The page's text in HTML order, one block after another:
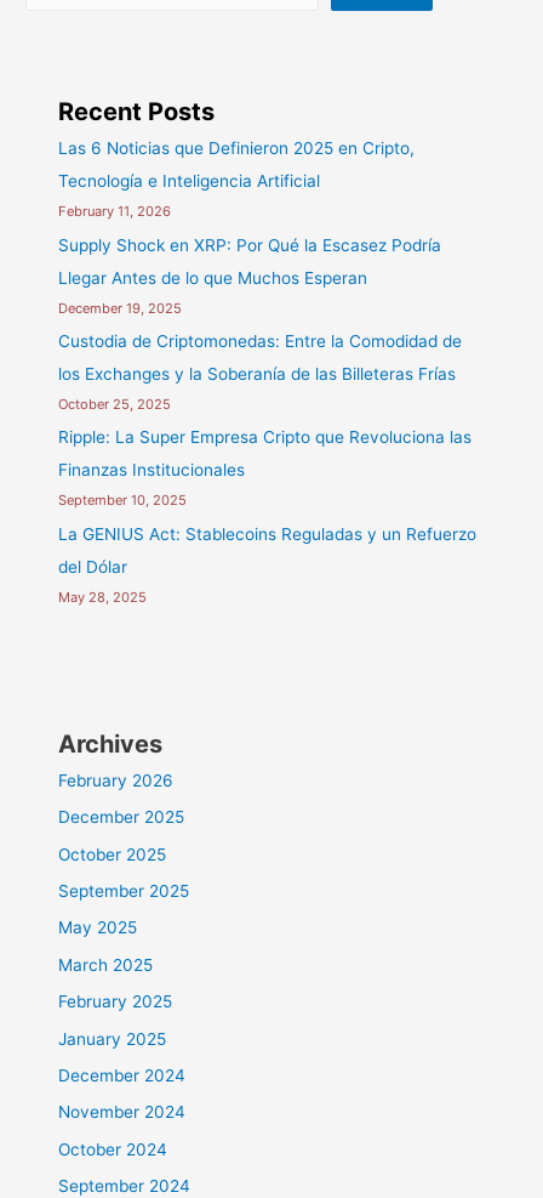
Recent Posts
Las 6 Noticias que Definieron 2025 en Cripto,
Tecnología e Inteligencia Artificial
February 11, 2026
Supply Shock en XRP: Por Qué la Escasez Podría
Llegar Antes de lo que Muchos Esperan
December 19, 2025
Custodia de Criptomonedas: Entre la Comodidad de
los Exchanges y la Soberanía de las Billeteras Frías
October 25, 2025
Ripple: La Super Empresa Cripto que Revoluciona las
Finanzas Institucionales
September 10, 2025
La GENIUS Act: Stablecoins Reguladas y un Refuerzo
del Dólar
May 28, 2025
Archives
February 2026
December 2025
October 2025
September 2025
May 2025
March 2025
February 2025
January 2025
December 2024
November 2024
October 2024
September 2024